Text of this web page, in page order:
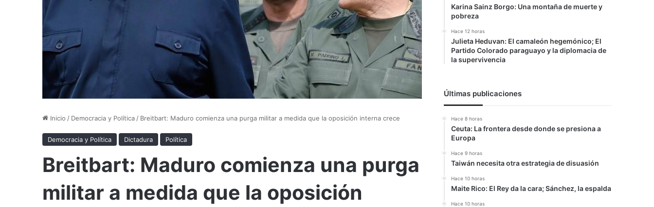
Inicio / Democracia y Política/ Breitbart: Maduro comienza una purga militar a medida que la oposición interna crece
Democracia y Política Dictadura Política
Breitbart: Maduro comienza una purga
militar a medida que la oposición
Karina Sainz Borgo: Una montaña de muerte y
pobreza
Hace 12 horas
Julieta Heduvan: El camaleón hegemónico; El
Partido Colorado paraguayo y la diplomacia de
la supervivencia
Últimas publicaciones
Hace 8 horas
Ceuta: La frontera desde donde se presiona a
Europa
Hace 9 horas
Taiwán necesita otra estrategia de disuasión
Hace 10 horas
Maite Rico: El Rey da la cara; Sánchez, la espalda
Hace 10 horas